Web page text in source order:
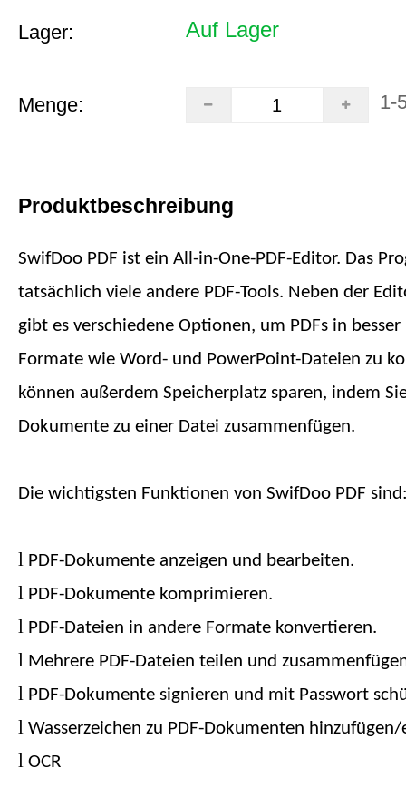
Lager: Auf Lager
Menge: 1-
Produktbeschreibung
SwifDoo PDF ist ein All-in-One-PDF-Editor. Das
tatsächlich viele andere PDF-Tools. Neben der
gibt es verschiedene Optionen, um PDFs in
Formate wie Word- und PowerPoint-Dateien zu
können außerdem Speicherplatz sparen, indem
Dokumente zu einer Datei zusammenfügen.
Die wichtigsten Funktionen von SwifDoo PDF
l PDF-Dokumente anzeigen und bearbeiten.
l PDF-Dokumente komprimieren.
l PDF-Dateien in andere Formate konvertieren.
l Mehrere PDF-Dateien teilen und
l PDF-Dokumente signieren und mit Passwort
l Wasserzeichen zu PDF-Dokumenten
l OCR